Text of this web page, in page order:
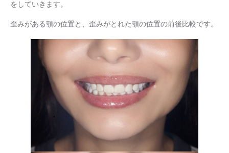
をしていきます。
歪みがある顎の位置と、歪みがとれた顎の位置の前後比較です。